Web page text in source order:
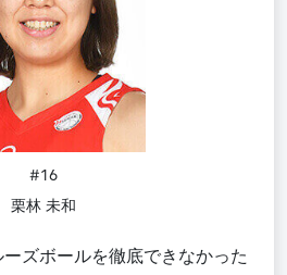
#16
栗林 未和
ズボールを徹底できなかった